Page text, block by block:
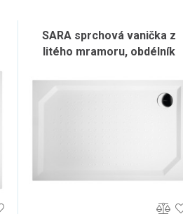
SARA sprchová vanička z
litého mramoru, obdélník